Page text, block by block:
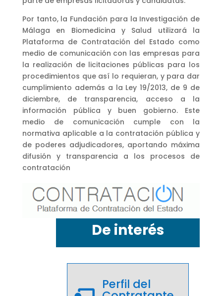
Por tanto, la Fundación para la Investigación de
Málaga en Biomedicina y Salud utilizará la
Plataforma de Contratación del Estado como
medio de comunicación con las empresas para
la realización de licitaciones públicas para los
procedimientos que así lo requieran, y para dar
cumplimiento además a la Ley 19/2013, de 9 de
diciembre, de transparencia, acceso a la
información pública y buen gobierno. Este
medio de comunicación cumple con la
normativa aplicable a la contratación pública y
de poderes adjudicadores, aportando máxima
difusión y transparencia a los procesos de
contratación
De interés
Perfil del